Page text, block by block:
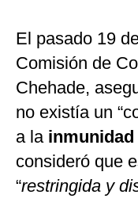
El pasado 19
Comisión de
Chehade,
no existía un
a la
consideró que
“restringida y